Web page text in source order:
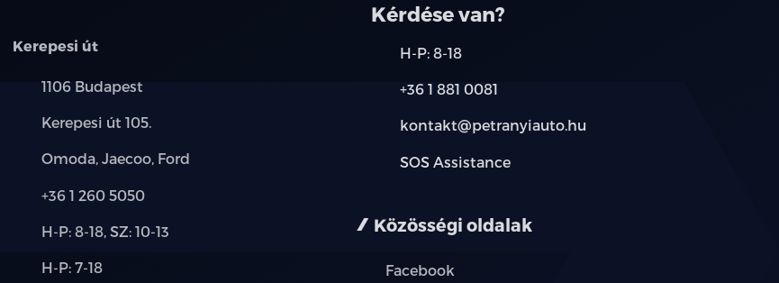
Kerepesi út
Település:
1106 Budapest
Cím:
Kerepesi út 105.
Márkák:
Omoda, Jaecoo, Ford
Telefon:
+36 1 260 5050
Új-
használt
H-P: 8-18, SZ: 10-13
Alkatrész,
H-P: 7-18
Kérdése van?
H-P: 8-18
+36 1 881 0081
kontakt@petranyiauto.hu
SOS Assistance
Közösségi oldalak
Facebook